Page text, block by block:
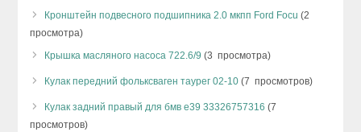
Кронштейн подвесного подшипника 2.0 мкпп Ford Focu (2
просмотра)
Крышка масляного насоса 722.6/9 (3 просмотра)
Кулак передний фольксваген таурег 02-10 (7 просмотров)
Кулак задний правый для бмв е39 33326757316 (7
просмотров)